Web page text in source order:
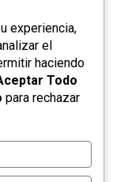
seguridad y la
Táctico en el
en
experiencia,
el
haciendo
Todo
para rechazar